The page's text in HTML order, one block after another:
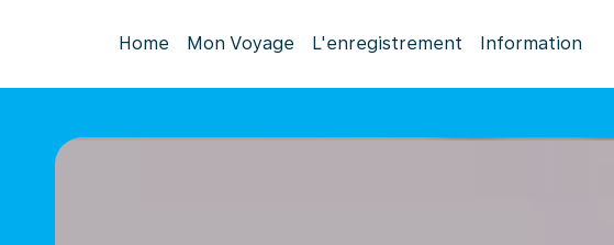
Home Mon Voyage L'enregistrement Information